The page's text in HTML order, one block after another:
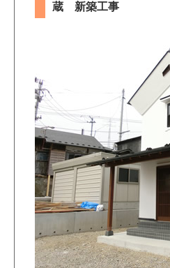
蔵 新築工事